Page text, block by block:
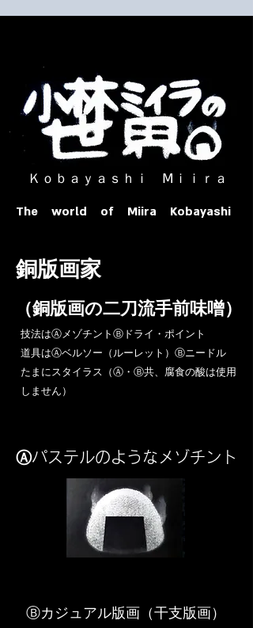
ｏｂａｙａｓｈｉ Ⅿｉｉｒａ​
The world of Miira Kobayashi
​銅版画家
​（銅版画の二刀流手前味噌）
​技法はⒶメゾチントⒷドライ・ポイント
道具はⒶベルソー（ルーレット）Ⓑニードル
​たまにスタイラス（Ⓐ・Ⓑ共、腐食の酸は使用
しません）
Ⓐパステルのようなメゾチント
​Ⓑカジュアル版画（干支版画）